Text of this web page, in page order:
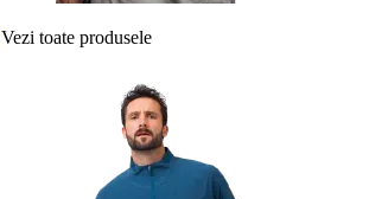
Vezi toate produsele